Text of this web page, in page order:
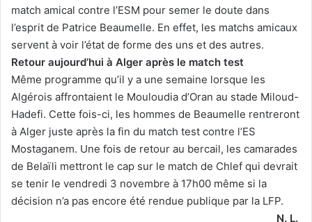
match amical contre l’ESM pour semer le doute dans
l’esprit de Patrice Beaumelle. En effet, les matchs amicaux
servent à voir l’état de forme des uns et des autres.
Retour aujourd’hui à Alger après le match test
Même programme qu’il y a une semaine lorsque les
Algérois affrontaient le Mouloudia d’Oran au stade Miloud-
Hadefi. Cette fois-ci, les hommes de Beaumelle rentreront
à Alger juste après la fin du match test contre l’ES
Mostaganem. Une fois de retour au bercail, les camarades
de Belaïli mettront le cap sur le match de Chlef qui devrait
se tenir le vendredi 3 novembre à 17h00 même si la
décision n’a pas encore été rendue publique par la LFP.
N. L.